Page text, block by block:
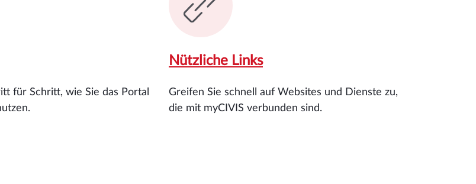
für Schritt, wie Sie das Portal
Nützliche Links
Greifen Sie schnell auf Websites und Dienste zu,
die mit myCIVIS verbunden sind.